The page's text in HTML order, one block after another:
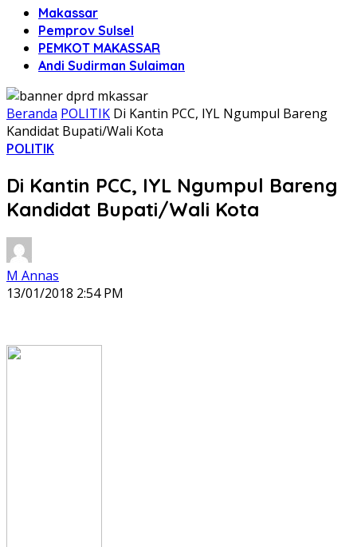
Makassar
Pemprov Sulsel
PEMKOT MAKASSAR
Andi Sudirman Sulaiman
Beranda POLITIK Di Kantin PCC, IYL Ngumpul Bareng
Kandidat Bupati/Wali Kota
POLITIK
Di Kantin PCC, IYL Ngumpul Bareng
Kandidat Bupati/Wali Kota
M Annas
13/01/2018 2:54 PM